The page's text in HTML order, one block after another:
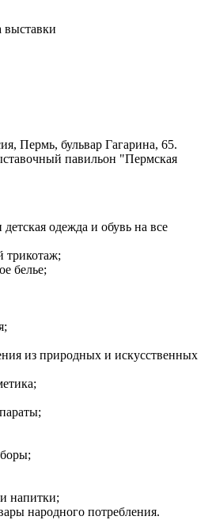
выставки
Пермь, бульвар Гагарина, 65.
павильон "Пермская
одежда и обувь на все
трикотаж;
белье;
из природных и искусственных
напитки;
народного потребления.